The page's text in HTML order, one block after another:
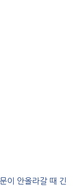
이 안올라갈 때 긴